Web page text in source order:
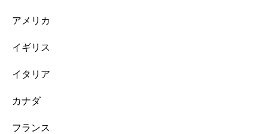
アメリカ
イギリス
イタリア
カナダ
フランス